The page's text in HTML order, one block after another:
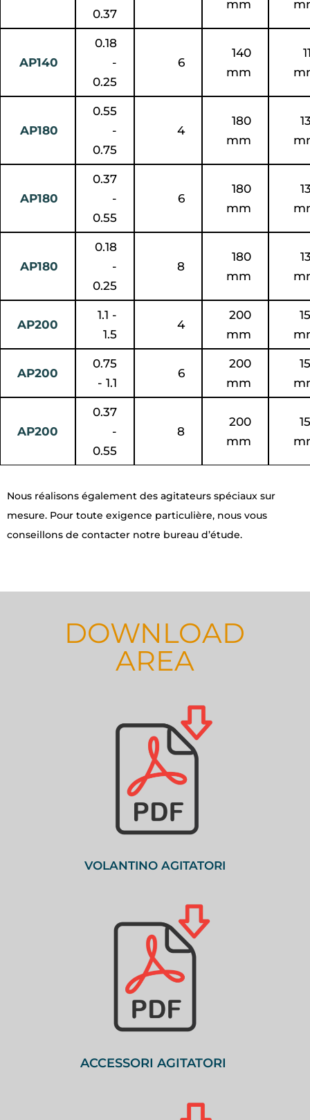
0.37
mm
AP140
0.18
-
0.25
6
140
mm
AP180
0.55
-
0.75
4
180
mm
AP180
0.37
-
0.55
6
180
mm
AP180
0.18
-
0.25
8
180
mm
AP200
1.1 -
1.5
4
200
mm
AP200
0.75
- 1.1
6
200
mm
AP200
0.37
-
0.55
8
200
mm
Nous réalisons également des agitateurs spéciaux sur
mesure. Pour toute exigence particulière, nous vous
conseillons de contacter notre bureau d’étude.
DOWNLOAD
AREA
VOLANTINO AGITATORI
ACCESSORI AGITATORI